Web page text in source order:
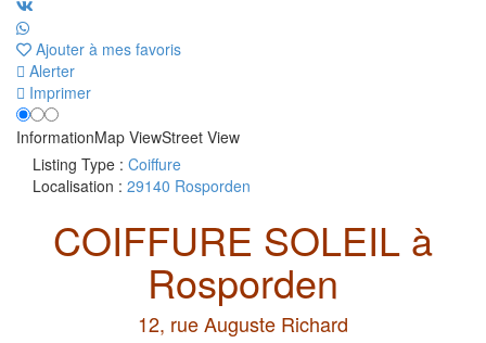
Ajouter à mes favoris
Alerter
Imprimer
InformationMap ViewStreet View
Listing Type : Coiffure
Localisation : 29140 Rosporden
COIFFURE SOLEIL à
Rosporden
12, rue Auguste Richard